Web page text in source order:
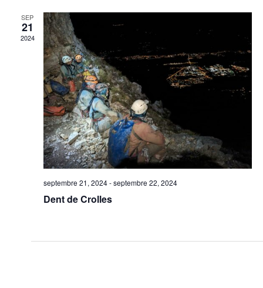
vues
SEP
21
2024
septembre 21, 2024-septembre 22, 2024
Dent de Crolles